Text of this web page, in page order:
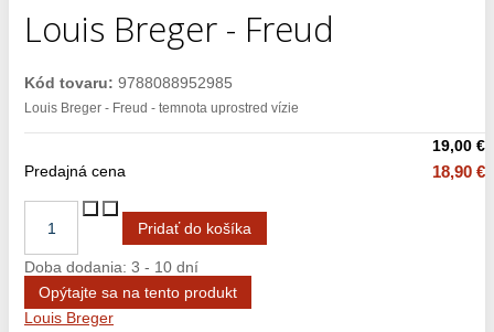
Louis Breger - Freud
Kód tovaru: 9788088952985
Louis Breger - Freud - temnota uprostred vízie
19,00 €
Predajná cena
18,90 €
Doba dodania: 3 - 10 dní
Opýtajte sa na tento produkt
Louis Breger